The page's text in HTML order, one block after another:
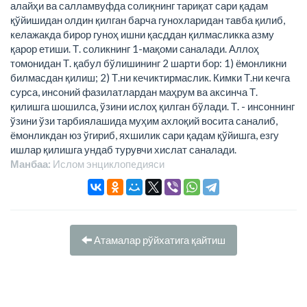
алайҳи ва салламвуфда солиқнинг тариқат сари қадам
қўйишидан олдин қилган барча гунохларидан тавба қилиб,
келажакда бирор гуноҳ ишни қасддан қилмасликка азму
қарор етиши. Т. соликнинг 1-мақоми саналади. Аллоҳ
томонидан Т. қабул бўлишининг 2 шарти бор: 1) ёмонликни
билмасдан қилиш; 2) Т.ни кечиктирмаслик. Кимки Т.ни кечга
сурса, инсоний фазилатлардан маҳрум ва аксинча Т.
қилишга шошилса, ўзини ислоҳ қилган бўлади. Т. - инсоннинг
ўзини ўзи тарбиялашида муҳим ахлоқий восита саналиб,
ёмонликдан юз ўгириб, яхшилик сари қадам қўйишга, езгу
ишлар қилишга ундаб турувчи хислат саналади.
Манбаа: Ислом энциклопeдияси
Атамалар рўйхатига қайтиш